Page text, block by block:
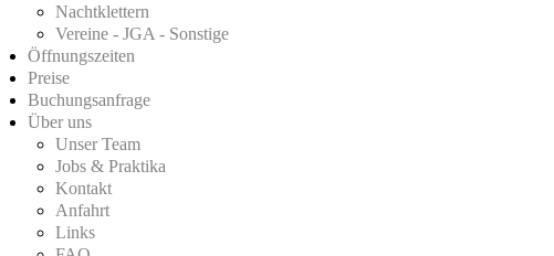
Nachtklettern
Vereine - JGA - Sonstige
Öffnungszeiten
Preise
Buchungsanfrage
Über uns
Unser Team
Jobs & Praktika
Kontakt
Anfahrt
Links